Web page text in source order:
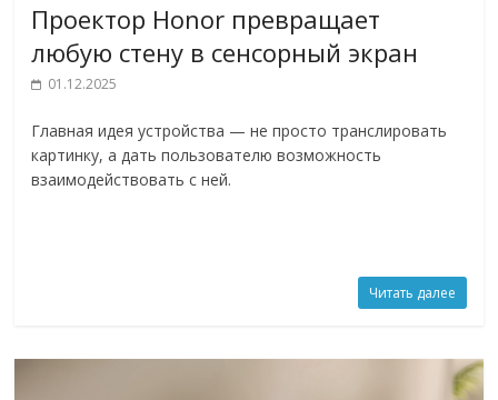
Проектор Honor превращает
любую стену в сенсорный экран
01.12.2025
Главная идея устройства — не просто транслировать
картинку, а дать пользователю возможность
взаимодействовать с ней.
Читать далее